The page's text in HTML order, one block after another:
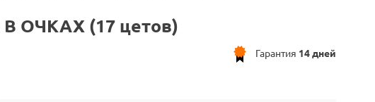
ОЧКАХ (17 цетов)
Гарантия 14 дней